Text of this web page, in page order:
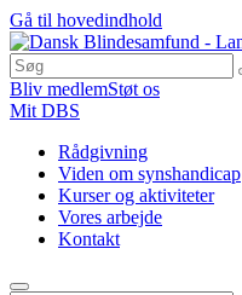
Gå til hovedindhold
Bliv medlemStøt os
Mit DBS
Rådgivning
Viden om synshandicap
Kurser og aktiviteter
Vores arbejde
Kontakt